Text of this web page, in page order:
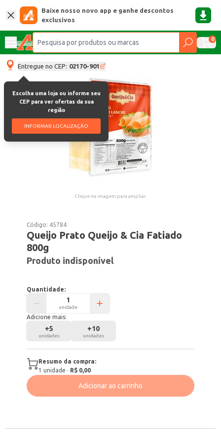
Baixe nosso novo app e ganhe descontos
exclusivos
0
Entregue no CEP: 02170-901
Escolha uma loja ou informe seu
CEP para ver ofertas da sua
região
INFORMAR LOCALIZAÇÃO
Clique na imagem para ampliar.
Código: 45784
Queijo Prato Queijo & Cia Fatiado
800g
Produto indisponível
Quantidade:
unidade
Adicione mais:
+5
unidades
+10
unidades
Resumo da compra:
1 unidade · R$ 0,00
Adicionar ao carrinho